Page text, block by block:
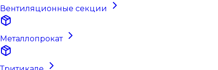
Вентиляционные секции
Металлопрокат